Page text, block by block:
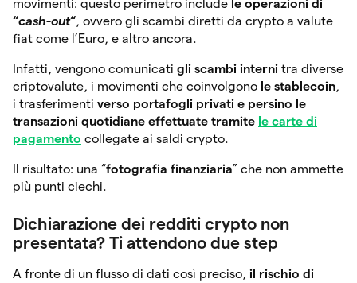
movimenti: questo perimetro include le operazioni di
“cash-out“, ovvero gli scambi diretti da crypto a valute
fiat come l’Euro, e altro ancora.
Infatti, vengono comunicati gli scambi interni tra diverse
criptovalute, i movimenti che coinvolgono le stablecoin,
i trasferimenti verso portafogli privati e persino le
transazioni quotidiane effettuate tramite le carte di
pagamento collegate ai saldi crypto.
Il risultato: una “fotografia finanziaria” che non ammette
più punti ciechi.
Dichiarazione dei redditi crypto non
presentata? Ti attendono due step
A fronte di un flusso di dati così preciso, il rischio di